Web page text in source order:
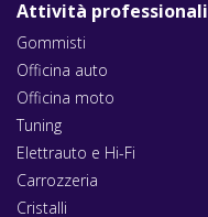
Attività professionali
Gommisti
Officina auto
Officina moto
Tuning
Elettrauto e Hi-Fi
Carrozzeria
Cristalli